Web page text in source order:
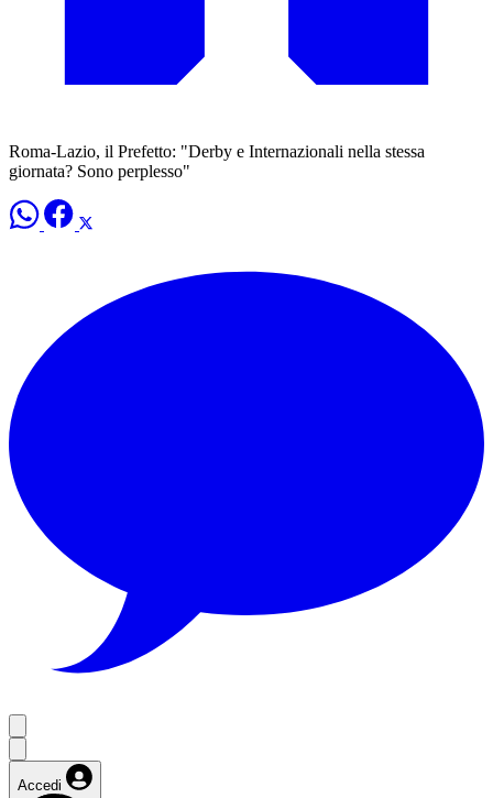
Roma-Lazio, il Prefetto: "Derby e Internazionali nella stessa
giornata? Sono perplesso"
Accedi